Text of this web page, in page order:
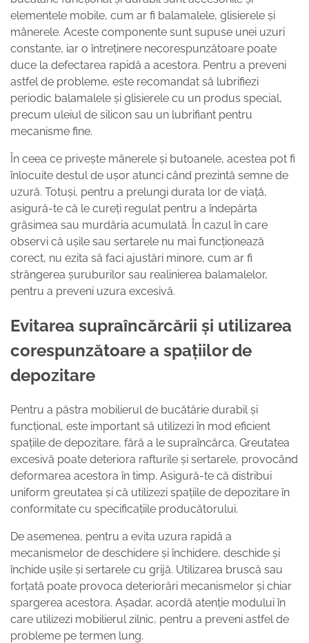
elementele mobile, cum ar fi balamalele, glisierele și
mânerele. Aceste componente sunt supuse unei uzuri
constante, iar o întreținere necorespunzătoare poate
duce la defectarea rapidă a acestora. Pentru a preveni
astfel de probleme, este recomandat să lubrifiezi
periodic balamalele și glisierele cu un produs special,
precum uleiul de silicon sau un lubrifiant pentru
mecanisme fine.
În ceea ce privește mânerele și butoanele, acestea pot fi
înlocuite destul de ușor atunci când prezintă semne de
uzură. Totuși, pentru a prelungi durata lor de viață,
asigură-te că le cureți regulat pentru a îndepărta
grăsimea sau murdăria acumulată. În cazul în care
observi că ușile sau sertarele nu mai funcționează
corect, nu ezita să faci ajustări minore, cum ar fi
strângerea șuruburilor sau realinierea balamalelor,
pentru a preveni uzura excesivă.
Evitarea supraîncărcării și utilizarea
corespunzătoare a spațiilor de
depozitare
Pentru a păstra mobilierul de bucătărie durabil și
funcțional, este important să utilizezi în mod eficient
spațiile de depozitare, fără a le supraîncărca. Greutatea
excesivă poate deteriora rafturile și sertarele, provocând
deformarea acestora în timp. Asigură-te că distribui
uniform greutatea și că utilizezi spațiile de depozitare în
conformitate cu specificațiile producătorului.
De asemenea, pentru a evita uzura rapidă a
mecanismelor de deschidere și închidere, deschide și
închide ușile și sertarele cu grijă. Utilizarea bruscă sau
forțată poate provoca deteriorări mecanismelor și chiar
spargerea acestora. Așadar, acordă atenție modului în
care utilizezi mobilierul zilnic, pentru a preveni astfel de
probleme pe termen lung.